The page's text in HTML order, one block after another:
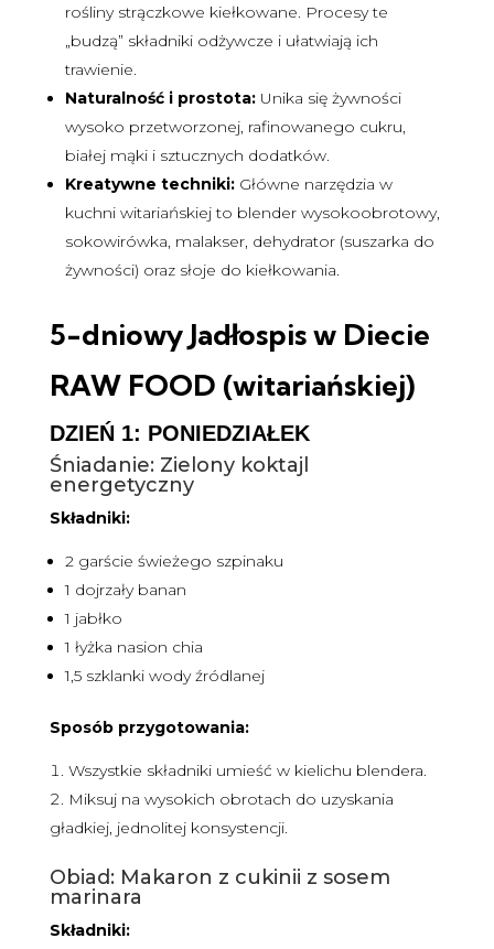
rośliny strączkowe kiełkowane. Procesy te
„budzą” składniki odżywcze i ułatwiają ich
trawienie.
Naturalność i prostota:Unika się żywności
wysoko przetworzonej, rafinowanego cukru,
białej mąki i sztucznych dodatków.
Kreatywne techniki:Główne narzędzia w
kuchni witariańskiej to blender wysokoobrotowy,
sokowirówka, malakser, dehydrator (suszarka do
żywności) oraz słoje do kiełkowania.
5-dniowy Jadłospis w Diecie
RAW FOOD (witariańskiej)
DZIEŃ 1: PONIEDZIAŁEK
Śniadanie: Zielony koktajl
energetyczny
Składniki:
2 garście świeżego szpinaku
1 dojrzały banan
1 jabłko
1 łyżka nasion chia
1,5 szklanki wody źródlanej
Sposób przygotowania:
Wszystkie składniki umieść w kielichu blendera.
Miksuj na wysokich obrotach do uzyskania
gładkiej, jednolitej konsystencji.
Obiad: Makaron z cukinii z sosem
marinara
Składniki: